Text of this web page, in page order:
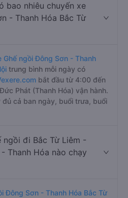
bao nhiêu chuyến xe
- Thanh Hóa Bắc Từ
Ghế ngồi Đông Sơn - Thanh
trung bình mỗi ngày có
bắt đầu từ 4:00 đến
Phát (Thanh Hóa) vận hành.
cả ban ngày, buổi trưa, buổi
ngồi đi Bắc Từ Liêm -
Thanh Hóa nào chạy
Đông Sơn - Thanh Hóa Bắc Từ